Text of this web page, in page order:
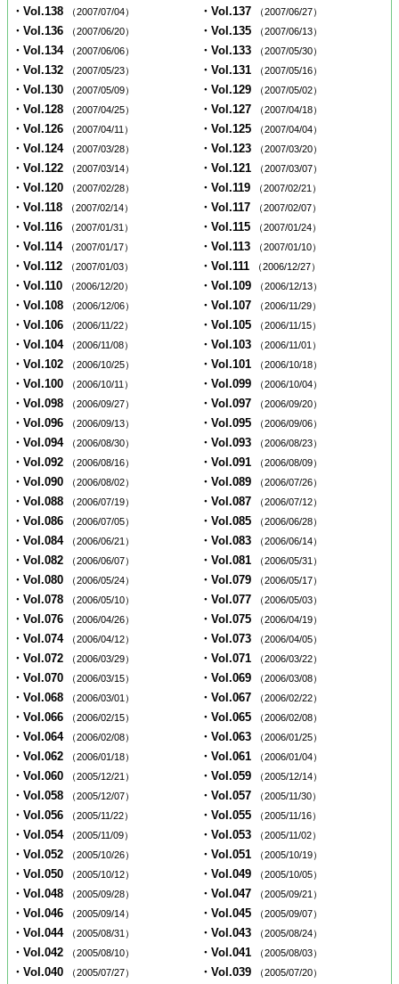
・Vol.138 （2007/07/04） ・Vol.137 （2007/06/27）
・Vol.136 （2007/06/20） ・Vol.135 （2007/06/13）
・Vol.134 （2007/06/06） ・Vol.133 （2007/05/30）
・Vol.132 （2007/05/23） ・Vol.131 （2007/05/16）
・Vol.130 （2007/05/09） ・Vol.129 （2007/05/02）
・Vol.128 （2007/04/25） ・Vol.127 （2007/04/18）
・Vol.126 （2007/04/11） ・Vol.125 （2007/04/04）
・Vol.124 （2007/03/28） ・Vol.123 （2007/03/20）
・Vol.122 （2007/03/14） ・Vol.121 （2007/03/07）
・Vol.120 （2007/02/28） ・Vol.119 （2007/02/21）
・Vol.118 （2007/02/14） ・Vol.117 （2007/02/07）
・Vol.116 （2007/01/31） ・Vol.115 （2007/01/24）
・Vol.114 （2007/01/17） ・Vol.113 （2007/01/10）
・Vol.112 （2007/01/03） ・Vol.111 （2006/12/27）
・Vol.110 （2006/12/20） ・Vol.109 （2006/12/13）
・Vol.108 （2006/12/06） ・Vol.107 （2006/11/29）
・Vol.106 （2006/11/22） ・Vol.105 （2006/11/15）
・Vol.104 （2006/11/08） ・Vol.103 （2006/11/01）
・Vol.102 （2006/10/25） ・Vol.101 （2006/10/18）
・Vol.100 （2006/10/11） ・Vol.099 （2006/10/04）
・Vol.098 （2006/09/27） ・Vol.097 （2006/09/20）
・Vol.096 （2006/09/13） ・Vol.095 （2006/09/06）
・Vol.094 （2006/08/30） ・Vol.093 （2006/08/23）
・Vol.092 （2006/08/16） ・Vol.091 （2006/08/09）
・Vol.090 （2006/08/02） ・Vol.089 （2006/07/26）
・Vol.088 （2006/07/19） ・Vol.087 （2006/07/12）
・Vol.086 （2006/07/05） ・Vol.085 （2006/06/28）
・Vol.084 （2006/06/21） ・Vol.083 （2006/06/14）
・Vol.082 （2006/06/07） ・Vol.081 （2006/05/31）
・Vol.080 （2006/05/24） ・Vol.079 （2006/05/17）
・Vol.078 （2006/05/10） ・Vol.077 （2006/05/03）
・Vol.076 （2006/04/26） ・Vol.075 （2006/04/19）
・Vol.074 （2006/04/12） ・Vol.073 （2006/04/05）
・Vol.072 （2006/03/29） ・Vol.071 （2006/03/22）
・Vol.070 （2006/03/15） ・Vol.069 （2006/03/08）
・Vol.068 （2006/03/01） ・Vol.067 （2006/02/22）
・Vol.066 （2006/02/15） ・Vol.065 （2006/02/08）
・Vol.064 （2006/02/08） ・Vol.063 （2006/01/25）
・Vol.062 （2006/01/18） ・Vol.061 （2006/01/04）
・Vol.060 （2005/12/21） ・Vol.059 （2005/12/14）
・Vol.058 （2005/12/07） ・Vol.057 （2005/11/30）
・Vol.056 （2005/11/22） ・Vol.055 （2005/11/16）
・Vol.054 （2005/11/09） ・Vol.053 （2005/11/02）
・Vol.052 （2005/10/26） ・Vol.051 （2005/10/19）
・Vol.050 （2005/10/12） ・Vol.049 （2005/10/05）
・Vol.048 （2005/09/28） ・Vol.047 （2005/09/21）
・Vol.046 （2005/09/14） ・Vol.045 （2005/09/07）
・Vol.044 （2005/08/31） ・Vol.043 （2005/08/24）
・Vol.042 （2005/08/10） ・Vol.041 （2005/08/03）
・Vol.040 （2005/07/27） ・Vol.039 （2005/07/20）